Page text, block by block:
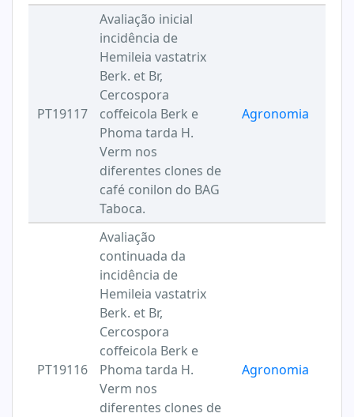
PT19117
Avaliação inicial
incidência de
Hemileia vastatrix
Berk. et Br,
Cercospora
coffeicola Berk e
Phoma tarda H.
Verm nos
diferentes clones de
café conilon do BAG
Taboca.
Agronomia
PT19116
Avaliação
continuada da
incidência de
Hemileia vastatrix
Berk. et Br,
Cercospora
coffeicola Berk e
Phoma tarda H.
Verm nos
diferentes clones de
Agronomia